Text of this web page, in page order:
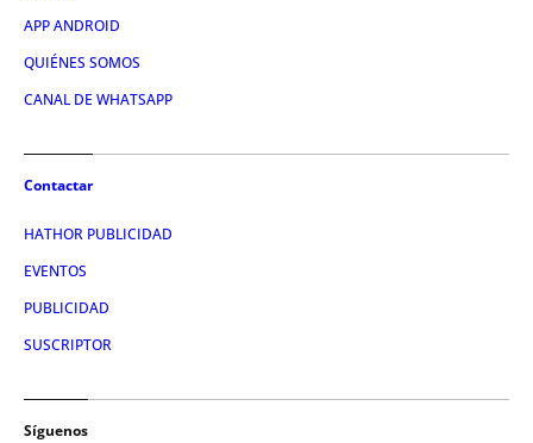
APP ANDROID
QUIÉNES SOMOS
CANAL DE WHATSAPP
Contactar
HATHOR PUBLICIDAD
EVENTOS
PUBLICIDAD
SUSCRIPTOR
Síguenos